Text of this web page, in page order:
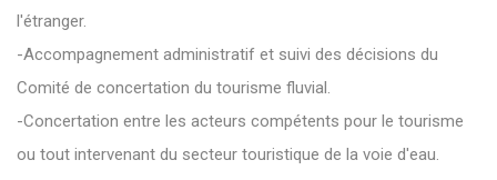
l'étranger.
-Accompagnement administratif et suivi des décisions du
Comité de concertation du tourisme fluvial.
-Concertation entre les acteurs compétents pour le tourisme
ou tout intervenant du secteur touristique de la voie d'eau.